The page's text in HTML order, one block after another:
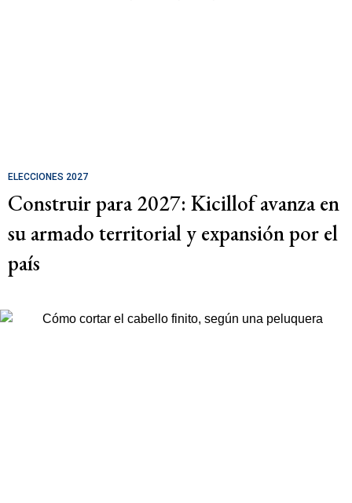
ELECCIONES 2027
Construir para 2027: Kicillof avanza en
su armado territorial y expansión por el
país